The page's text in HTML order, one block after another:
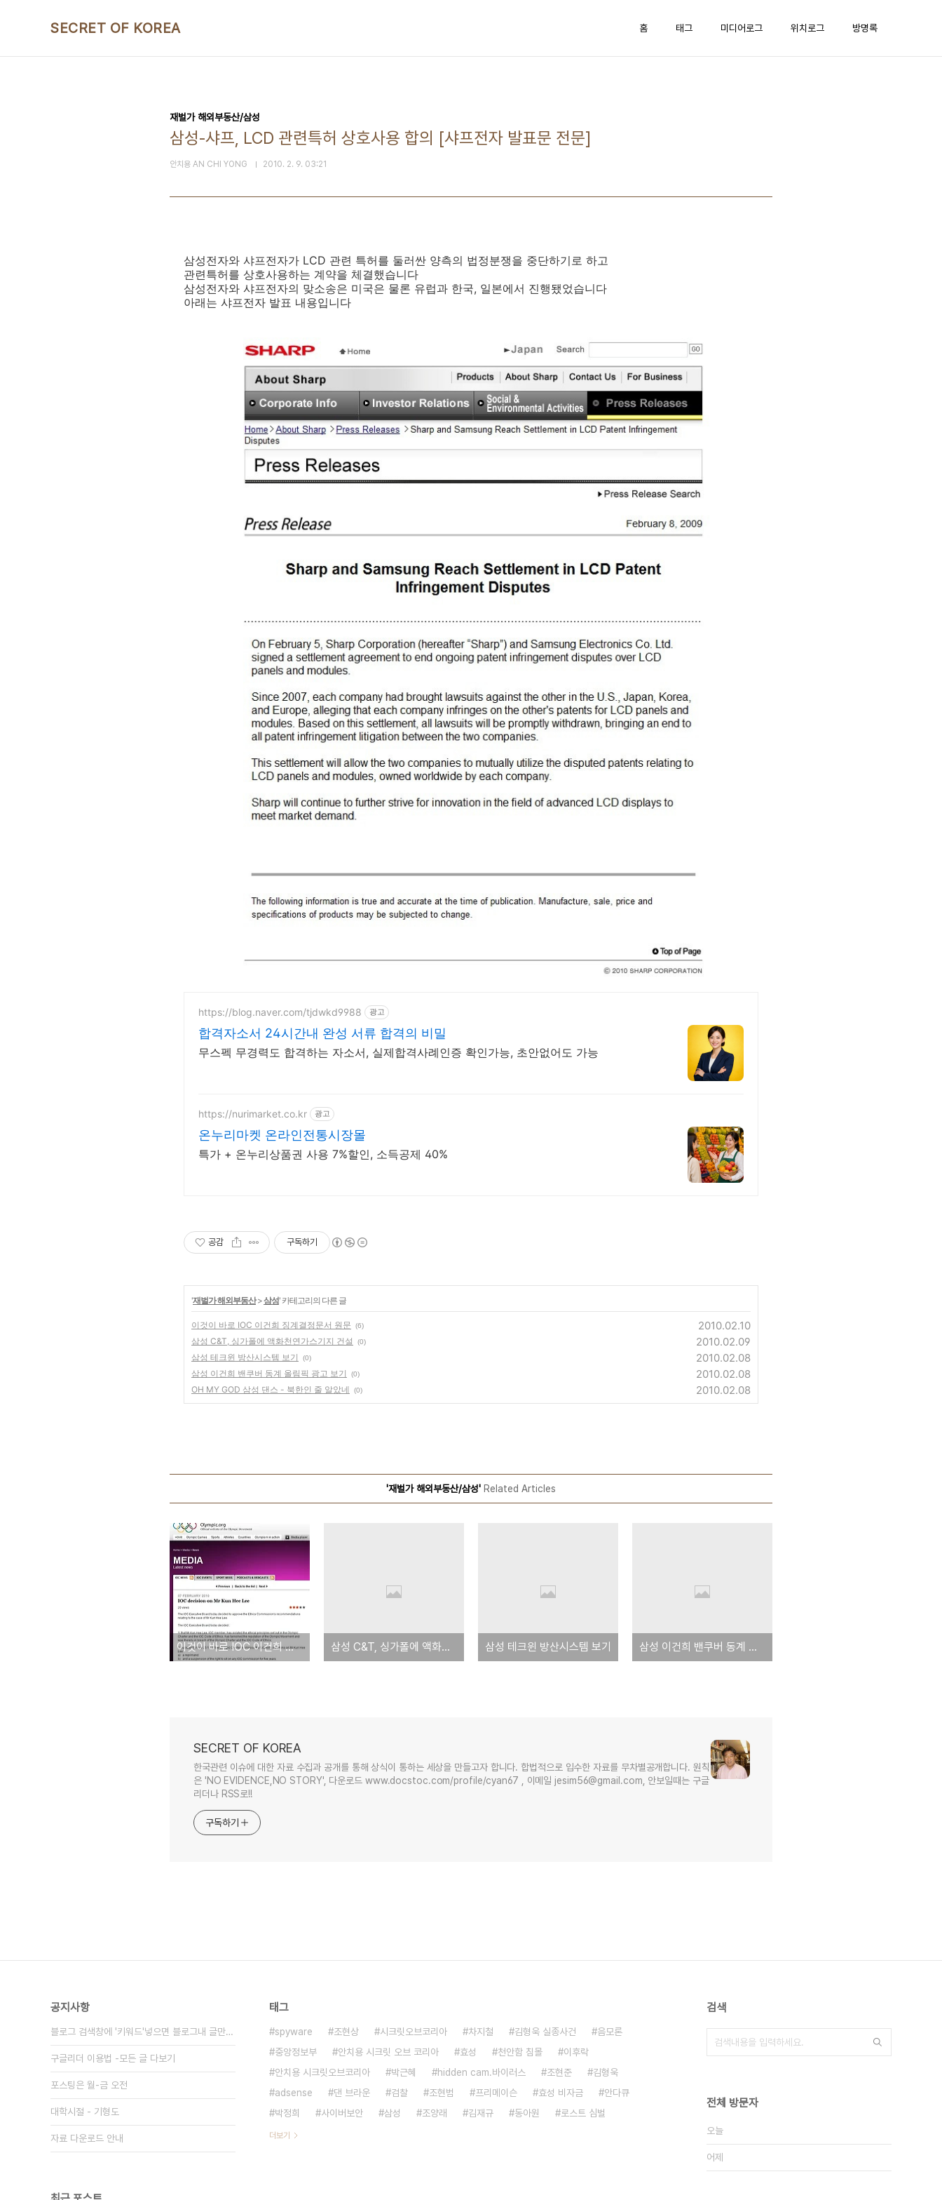
SECRET OF KOREA 홈 태그 미디어로그 위치로그 방명록
재벌가 해외부동산/삼성
삼성-샤프, LCD 관련특허 상호사용 합의 [샤프전자 발표문 전문]
안치용 AN CHI YONG 2010. 2. 9. 03:21
삼성전자와 샤프전자가 LCD 관련 특허를 둘러싼 양측의 법정분쟁을 중단하기로 하고
관련특허를 상호사용하는 계약을 체결했습니다
삼성전자와 샤프전자의 맞소송은 미국은 물론 유럽과 한국, 일본에서 진행됐었습니다
아래는 샤프전자 발표 내용입니다
https://blog.naver.com/tjdwkd9988 광고
합격자소서 24시간내 완성 서류 합격의 비밀
무스펙 무경력도 합격하는 자소서, 실제합격사례인증 확인가능, 초안없어도 가능
https://nurimarket.co.kr 광고
온누리마켓 온라인전통시장몰
특가 + 온누리상품권 사용 7%할인, 소득공제 40%
공감 구독하기
'재벌가 해외부동산>삼성' 카테고리의 다른 글
이것이 바로 IOC 이건희 징계결정문서 원문 (6) 2010.02.10
삼성 C&T, 싱가폴에 액화천연가스기지 건설 (0) 2010.02.09
삼성 테크윈 방산시스템 보기 (0) 2010.02.08
삼성 이건희 밴쿠버 동계 올림픽 광고 보기 (0) 2010.02.08
OH MY GOD 삼성 댄스 - 북한인 줄 알았네 (0) 2010.02.08
'재벌가 해외부동산/삼성' Related Articles
이것이 바로 IOC 이건희 징계결정문서 원문 삼성 C&T, 싱가폴에 액화천연가스기지 건설 삼성 테크윈 방산시스템 보기 삼성 이건희 밴쿠버 동계 올림픽 광고 보기
SECRET OF KOREA
한국관련 이슈에 대한 자료 수집과 공개를 통해 상식이 통하는 세상을 만들고자 합니다. 합법적으로 입수한 자료를 무차별공개합니다. 원칙
은 'NO EVIDENCE,NO STORY', 다운로드 www.docstoc.com/profile/cyan67 , 이메일 jesim56@gmail.com, 안보일때는 구글
리더나 RSS로!!
구독하기
공지사항
블로그 검색창에 '키워드'넣으면 블로그내 글만 검색
구글리더 이용법 -모든 글 다보기
포스팅은 월-금 오전
대학시절 - 기형도
자료 다운로드 안내
태그
spyware 조현상 시크릿오브코리아 차지철 김형욱 실종사건
음모론
중앙정보부
안치용 시크릿 오브 코리아 효성 천안함 침몰
이후락
안치용 시크릿오브코리아
박근혜 hidden cam.바이러스 조현준
김형욱
adsense
댄 브라운 검찰 조현범 프리메이슨 효성 비자금
안다큐
박정희
사이버보안 삼성 조양래 김재규 동아원 로스트 심벌
더보기
검색
전체 방문자
오늘
어제